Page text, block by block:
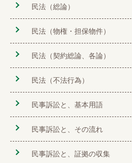
民法（総論）
民法（物権・担保物件）
民法（契約総論、各論）
民法（不法行為）
民事訴訟と、基本用語
民事訴訟と、その流れ
民事訴訟と、証拠の収集